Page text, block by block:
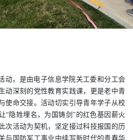
动，是由电子信息学院关工委和分工会
动深刻的党性教育实践课，更是老中青
使命交接。活动切实引导青年学子从校
“隐姓埋名，为国铸剑”的红色基因薪火
次活动为契机，坚定接过科技报国的历
与国防军工事业中续写新时代的青春华